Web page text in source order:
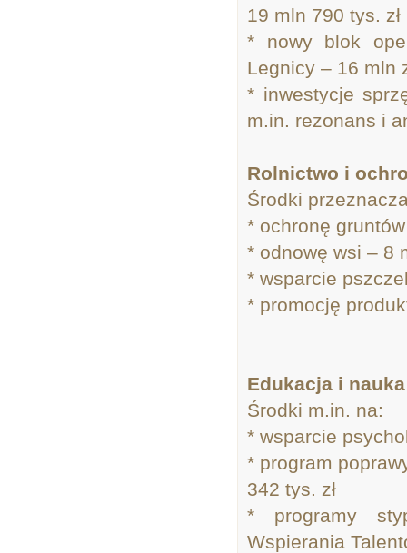
19 mln 790 tys. zł
* nowy blok
Legnicy – 16 mln
* inwestycje
m.in. rezonans i
Rolnictwo i
Środki
* ochronę
* odnowę wsi – 8
* wsparcie
* promocję
Edukacja i
Środki m.in. na:
* wsparcie
* program
342 tys. zł
* programy
Wspierania